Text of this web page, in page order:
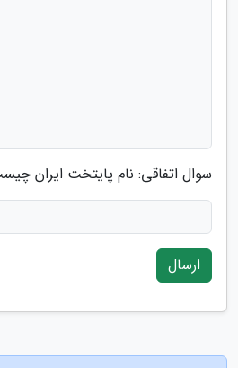
سوال اتفاقی: نام پایتخت ایران
ارسال